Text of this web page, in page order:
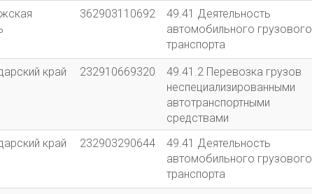
362903110692
49.41 Деятельность
автомобильного грузового
транспорта
край 232910669320
49.41.2 Перевозка грузов
неспециализированными
автотранспортными
средствами
край 232903290644
49.41 Деятельность
автомобильного грузового
транспорта